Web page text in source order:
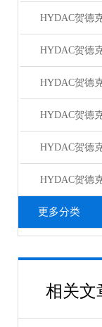
HYDAC贺德
HYDAC贺德
HYDAC贺德
HYDAC贺德
HYDAC贺德
HYDAC贺德
更多分类
相关文